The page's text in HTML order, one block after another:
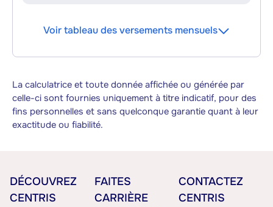
Voir tableau des versements mensuels
La calculatrice et toute donnée affichée ou générée par
celle-ci sont fournies uniquement à titre indicatif, pour des
fins personnelles et sans quelconque garantie quant à leur
exactitude ou fiabilité.
DÉCOUVREZ
CENTRIS
FAITES
CARRIÈRE
CONTACTEZ
CENTRIS